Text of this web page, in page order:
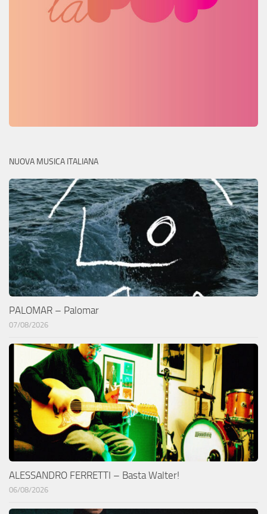
NUOVA MUSICA ITALIANA
PALOMAR – Palomar
07/08/2026
ALESSANDRO FERRETTI – Basta Walter!
06/08/2026